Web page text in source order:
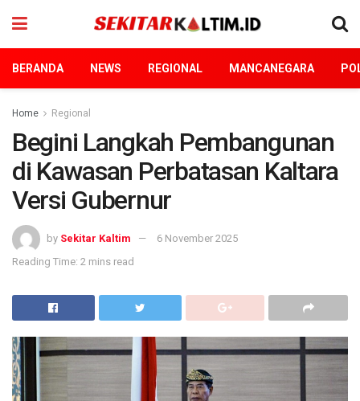
BERANDA NEWS REGIONAL MANCANEGARA
Home Regional
Begini Langkah Pembangunan
di Kawasan Perbatasan Kaltara
Versi Gubernur
by Sekitar Kaltim
6 November 2025
Reading Time: 2 mins read